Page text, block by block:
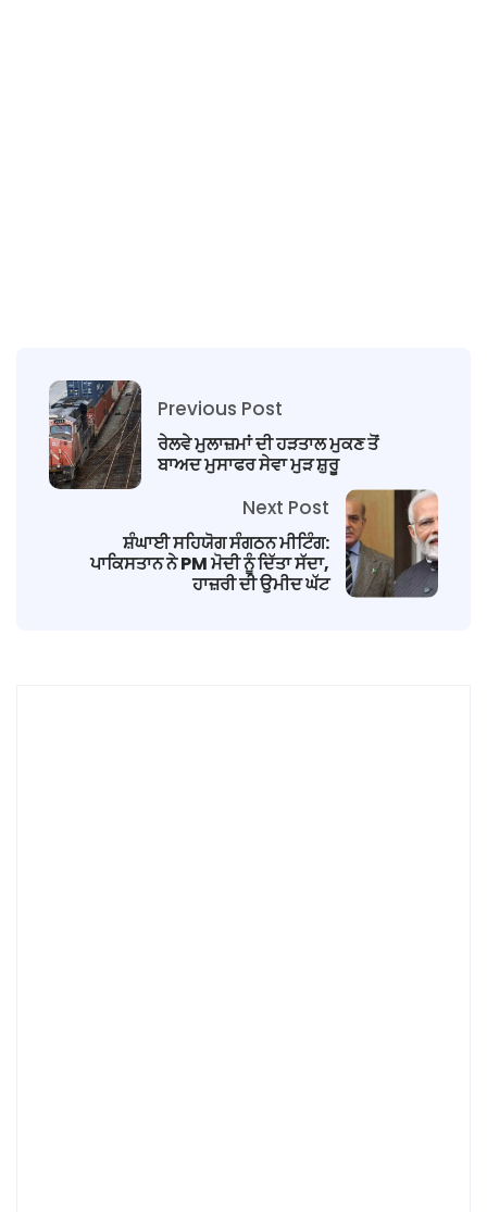
Previous Post
ਰੇਲਵੇ ਮੁਲਾਜ਼ਮਾਂ ਦੀ ਹੜਤਾਲ ਮੁਕਣ ਤੋਂ
ਬਾਅਦ ਮੁਸਾਫਰ ਸੇਵਾ ਮੁੜ ਸ਼ੁਰੂ
Next Post
ਸ਼ੰਘਾਈ ਸਹਿਯੋਗ ਸੰਗਠਨ ਮੀਟਿੰਗ:
ਪਾਕਿਸਤਾਨ ਨੇ PM ਮੋਦੀ ਨੂੰ ਦਿੱਤਾ ਸੱਦਾ,
ਹਾਜ਼ਰੀ ਦੀ ਉਮੀਦ ਘੱਟ